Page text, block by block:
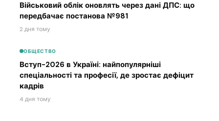
Військовий облік оновлять через дані ДПС: що
передбачає постанова №981
2 дня тому
ОБЩЕСТВО
Вступ-2026 в Україні: найпопулярніші
спеціальності та професії, де зростає дефіцит
кадрів
4 дня тому